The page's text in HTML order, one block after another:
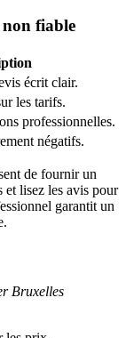
non fiable
écrit clair.
les tarifs.
professionnelles.
négatifs.
de fournir un
lisez les avis pour
garantit un
Bruxelles